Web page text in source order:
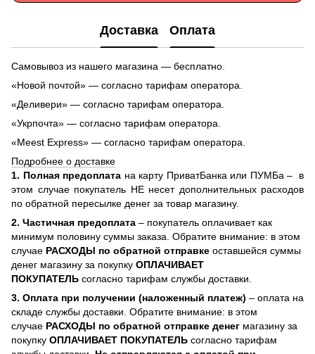
Доставка Оплата
Самовывоз из нашего магазина — бесплатно.
«Новой почтой» — согласно тарифам оператора.
«Деливери» — согласно тарифам оператора.
«Укрпочта» — согласно тарифам оператора.
«Meest Express» — согласно тарифам оператора.
Подробнее о доставке
1. Полная предоплата на карту ПриватБанка или ПУМБа –
в
этом случае покупатель НЕ несет дополнительных расходов
по обратной пересылке денег за товар магазину.
2. Частичная предоплата – покупатель оплачивает как
минимум половину суммы заказа. Обратите внимание: в этом
случае РАСХОДЫ по обратной отправке оставшейся суммы
денег магазину за покупку ОПЛАЧИВАЕТ
ПОКУПАТЕЛЬ согласно тарифам службы доставки.
3. Оплата при получении (наложенный платеж) – оплата на
складе службы доставки. Обратите внимание: в этом
случае РАСХОДЫ по обратной отправке денег магазину за
покупку ОПЛАЧИВАЕТ ПОКУПАТЕЛЬ согласно тарифам